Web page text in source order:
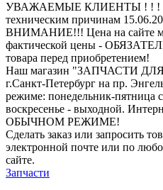
УВАЖАЕМЫЕ КЛИЕНТЫ ! !
техническим причинам
ВНИМАНИЕ!!! Цена на сайте
фактической цены -
товара перед приобретением!
Наш магазин "ЗАПЧАСТИ
г.Санкт-Петербург на пр.
режиме: понедельник-пятница
воскресенье - выходной.
ОБЫЧНОМ РЕЖИМЕ!
Сделать заказ или запросить
электронной почте или по
сайте.
Запчасти